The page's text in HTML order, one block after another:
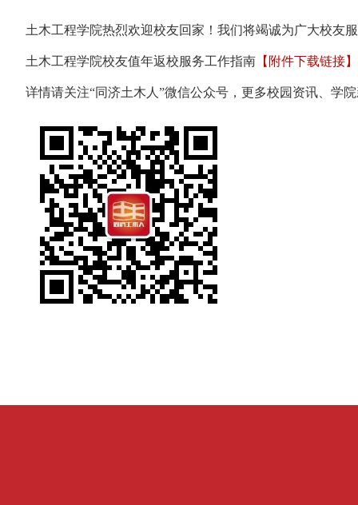
土木工程学院热烈欢迎校友回家！我们将竭诚为广大校友
土木工程学院校友值年返校服务工作指南 【附件下载链接】
详情请关注“同济土木人”微信公众号，更多校园资讯、学